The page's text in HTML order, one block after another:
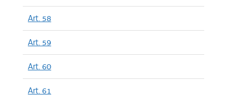
Art. 58
Art. 59
Art. 60
Art. 61